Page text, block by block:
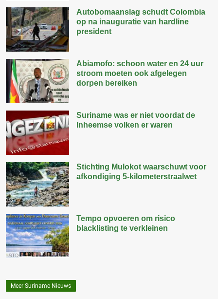
Autobomaanslag schudt Colombia
op na inauguratie van hardline
president
Abiamofo: schoon water en 24 uur
stroom moeten ook afgelegen
dorpen bereiken
Suriname was er niet voordat de
Inheemse volken er waren
Stichting Mulokot waarschuwt voor
afkondiging 5-kilometerstraalwet
Tempo opvoeren om risico
blacklisting te verkleinen
Meer Suriname Nieuws